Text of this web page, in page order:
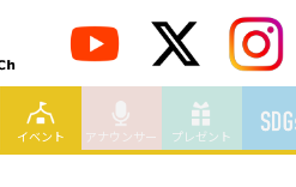
イベント アナウンサー プレゼント